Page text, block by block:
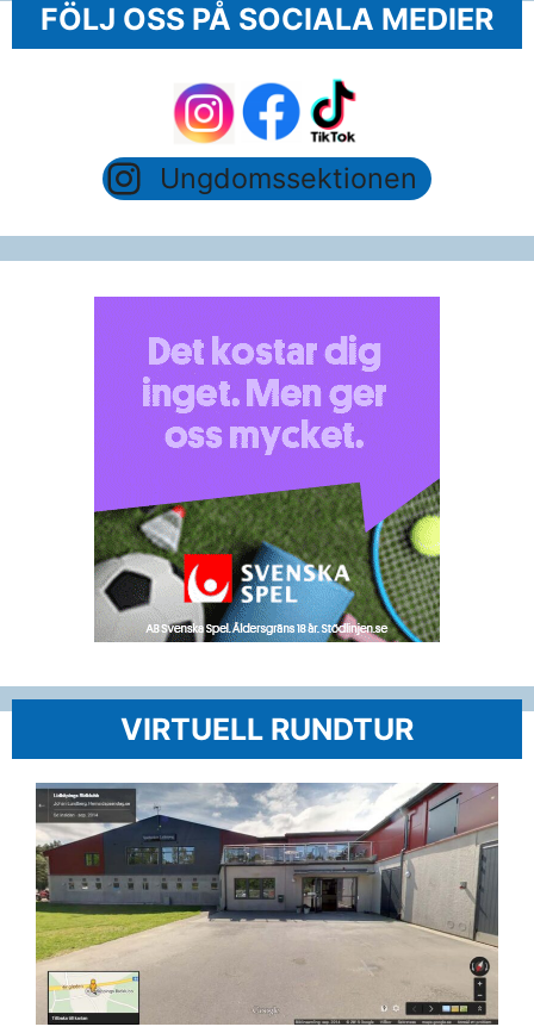
FÖLJ OSS PÅ SOCIALA MEDIER
Ungdomssektionen
VIRTUELL RUNDTUR